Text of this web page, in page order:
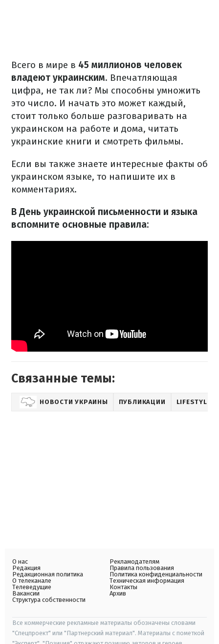
Всего в мире в 45 миллионов человек
владеют украинским. Впечатляющая
цифра, не так ли? Мы способны умножить
это число. И начать это может каждый,
стоит только больше разговаривать на
украинском на работе и дома, читать
украинские книги и смотреть фильмы.
Если вы также знаете интересные факты об
украинском языке, то напишите их в
комментариях.
В День украинской письменности и языка
вспомните основные правила:
Связанные темы:
НОВОСТИ УКРАИНЫ ПУБЛИКАЦИИ LIFESTYLE
О нас
Редакция
Редакционная политика
О телеканале
Телеведущие
Вакансии
Структура собственности
Рекламодателям
Правила пользования
Политика конфиденциальности
Техническая информация
Контакты
Архив
Все коммерческие рекламные материалы обозначены словами
"Спецпроект" или "Партнерский материал". Материалы с пометкой